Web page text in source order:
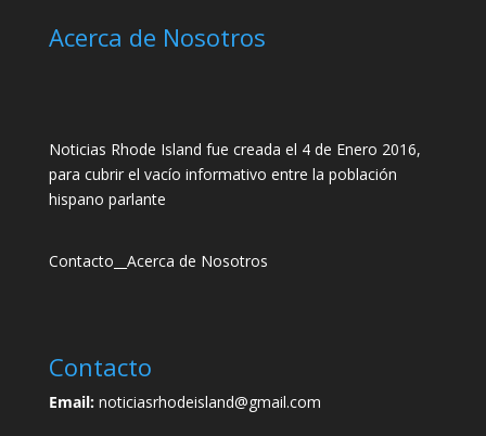
Acerca de Nosotros
Noticias Rhode Island fue creada el 4 de Enero 2016,
para cubrir el vacío informativo entre la población
hispano parlante
Contacto Acerca de Nosotros
Contacto
Email:noticiasrhodeisland@gmail.com